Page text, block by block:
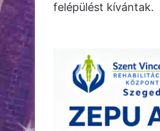
felépülést kívántak.